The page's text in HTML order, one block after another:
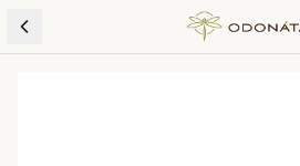
Skip to content